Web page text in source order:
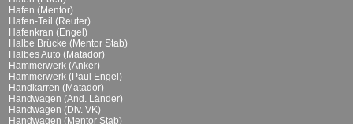
Hafen (Mentor)
Hafen-Teil (Reuter)
Hafenkran (Engel)
Halbe Brücke (Mentor Stab)
Halbes Auto (Matador)
Hammerwerk (Anker)
Hammerwerk (Paul Engel)
Handkarren (Matador)
Handwagen (And. Länder)
Handwagen (Div. VK)
Handwagen (Mentor Stab)